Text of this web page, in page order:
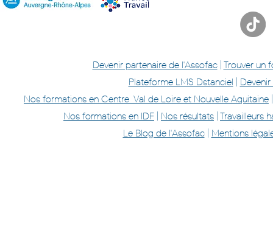
Devenir partenaire de l'Assofac Trouver un
Plateforme LMS Dstanciel
Nos formations en Centre-Val de Loire et Nouvelle Aquitaine
Nos formations en IDF
Nos résultats Travailleurs
Le Blog de l'Assofac
Mentions